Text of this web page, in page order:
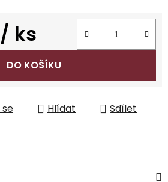
/ ks
DO KOŠÍKU
Hlídat Sdílet